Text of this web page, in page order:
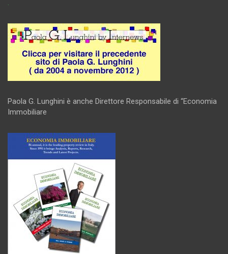
.
Paola G. Lunghini è anche Direttore Responsabile di “Economia
Immobiliare